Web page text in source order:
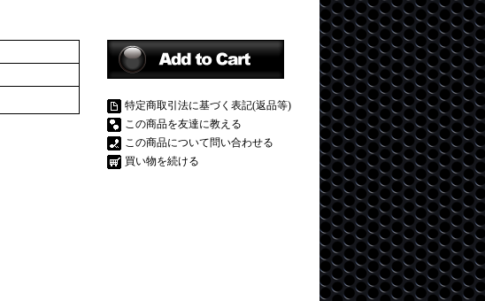
特定商取引法に基づく表記(返品等)
この商品を友達に教える
この商品について問い合わせる
買い物を続ける